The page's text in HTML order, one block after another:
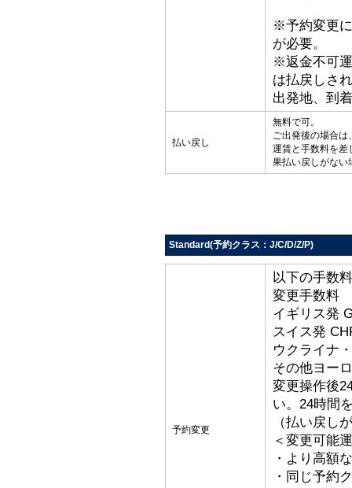
※予約変更
が必要。
※返金不可
は払戻しさ
出発地、到
払い戻し
無料で可。
ご出発後の場合は
運賃と手数料を差
果払い戻しがない
Standard(予約クラス：J/C/D/Z/P)
予約変更
以下の手数
変更手数料
イギリス発
スイス発
ウクライナ
その他ヨー
変更操作後
い。24時間
（払い戻し
＜変更可能
・より高額
・同じ予約